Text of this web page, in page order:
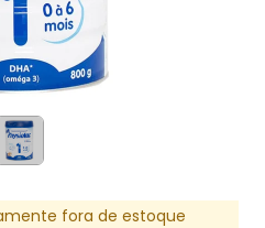
fora de estoque